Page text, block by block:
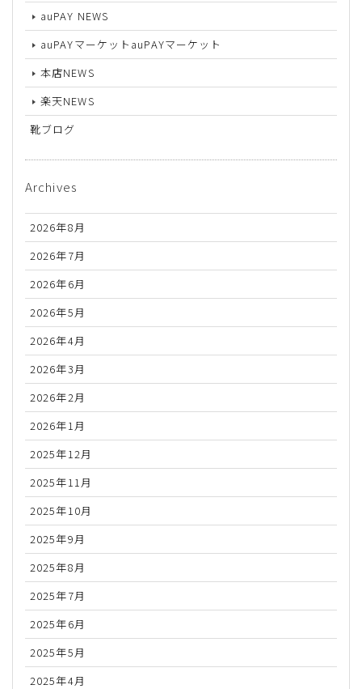
auPAY NEWS
auPAYマーケットauPAYマーケット
本店NEWS
楽天NEWS
靴ブログ
Archives
2026年8月
2026年7月
2026年6月
2026年5月
2026年4月
2026年3月
2026年2月
2026年1月
2025年12月
2025年11月
2025年10月
2025年9月
2025年8月
2025年7月
2025年6月
2025年5月
2025年4月